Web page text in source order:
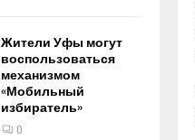
Жители Уфы могут
воспользоваться
механизмом
«Мобильный
избиратель»
0